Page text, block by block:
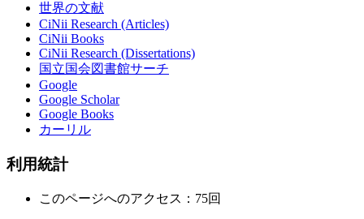
世界の文献
CiNii Research (Articles)
CiNii Books
CiNii Research (Dissertations)
国立国会図書館サーチ
Google
Google Scholar
Google Books
カーリル
利用統計
このページへのアクセス：75回